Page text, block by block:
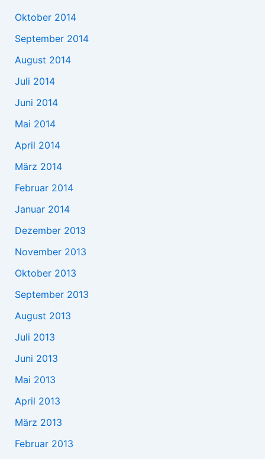
Oktober 2014
September 2014
August 2014
Juli 2014
Juni 2014
Mai 2014
April 2014
März 2014
Februar 2014
Januar 2014
Dezember 2013
November 2013
Oktober 2013
September 2013
August 2013
Juli 2013
Juni 2013
Mai 2013
April 2013
März 2013
Februar 2013